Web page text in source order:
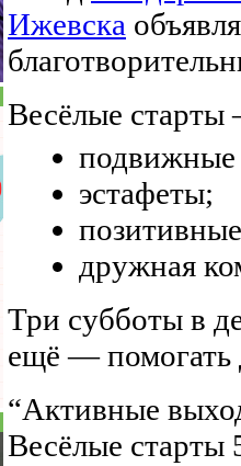
Ижевска
Весёлые старты
эстафеты;
дружная
Три субботы в
ещё — помогать
“Активные
Весёлые старты